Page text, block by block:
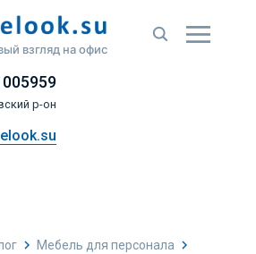
взгляд на офис
р-он
Мебель для персонала